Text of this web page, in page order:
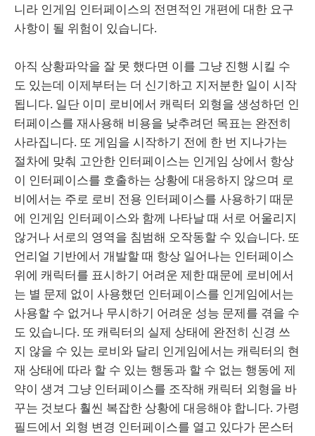
니라 인게임 인터페이스의 전면적인 개편에 대한 요구
사항이 될 위험이 있습니다.
아직 상황파악을 잘 못 했다면 이를 그냥 진행 시킬 수
도 있는데 이제부터는 더 신기하고 지저분한 일이 시작
됩니다. 일단 이미 로비에서 캐릭터 외형을 생성하던 인
터페이스를 재사용해 비용을 낮추려던 목표는 완전히
사라집니다. 또 게임을 시작하기 전에 한 번 지나가는
절차에 맞춰 고안한 인터페이스는 인게임 상에서 항상
이 인터페이스를 호출하는 상황에 대응하지 않으며 로
비에서는 주로 로비 전용 인터페이스를 사용하기 때문
에 인게임 인터페이스와 함께 나타날 때 서로 어울리지
않거나 서로의 영역을 침범해 오작동할 수 있습니다. 또
언리얼 기반에서 개발할 때 항상 일어나는 인터페이스
위에 캐릭터를 표시하기 어려운 제한 때문에 로비에서
는 별 문제 없이 사용했던 인터페이스를 인게임에서는
사용할 수 없거나 무시하기 어려운 성능 문제를 겪을 수
도 있습니다. 또 캐릭터의 실제 상태에 완전히 신경 쓰
지 않을 수 있는 로비와 달리 인게임에서는 캐릭터의 현
재 상태에 따라 할 수 있는 행동과 할 수 없는 행동에 제
약이 생겨 그냥 인터페이스를 조작해 캐릭터 외형을 바
꾸는 것보다 훨씬 복잡한 상황에 대응해야 합니다. 가령
필드에서 외형 변경 인터페이스를 열고 있다가 몬스터